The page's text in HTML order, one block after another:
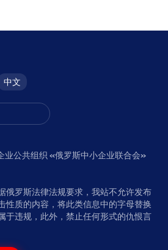
中文
业公共组织 «俄罗斯中小企业联合会»
俄罗斯法律法规要求，我站不允许发布
性质的内容，将此类信息中的字母替换
于违规，此外，禁止任何形式的仇恨言